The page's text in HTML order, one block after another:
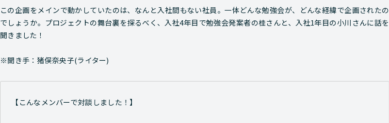
この企画をメインで動かしていたのは、なんと入社間もない社員。一体どんな勉強会が、どんな経緯で企画されたの
でしょうか。プロジェクトの舞台裏を探るべく、入社4年目で勉強会発案者の桂さんと、入社1年目の小川さんに話を
聞きました！
※聞き手：猪俣奈央子(ライター)
【こんなメンバーで対談しました！】